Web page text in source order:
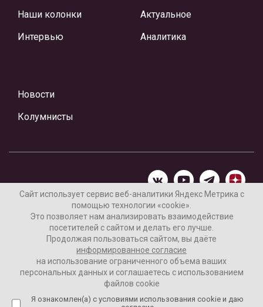
Наши колонки
Интервью
Актуальное
Аналитика
Новости
Колумнисты
Материалы предоставлены редакцией Интернет-газеты
«Ваши новости»
Нашли ошибку? Выделите ее и нажмите Ctrl+Enter
Согласие пользователя на обработку данных
Сайт использует сервис веб-аналитики Яндекс Метрика с
помощью технологии «cookie».
Это позволяет нам анализировать взаимодействие
посетителей с сайтом и делать его лучше.
Продолжая пользоваться сайтом, вы даёте
информированное согласие
на использование ограниченного объема ваших
персональных данных и соглашаетесь с использованием
файлов cookie
Я ознакомлен(а) с условиями использования cookie и даю